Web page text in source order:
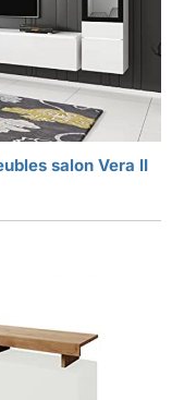
salon Vera II